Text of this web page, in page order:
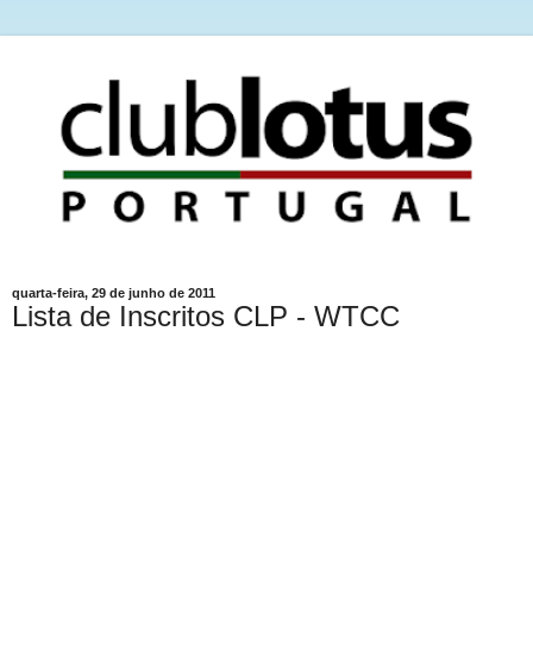
quarta-feira, 29 de junho de 2011
Lista de Inscritos CLP - WTCC